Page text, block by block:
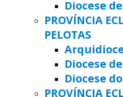
Diocese
PROVÍNCIA
PELOTAS
Diocese
Diocese
PROVÍNCIA